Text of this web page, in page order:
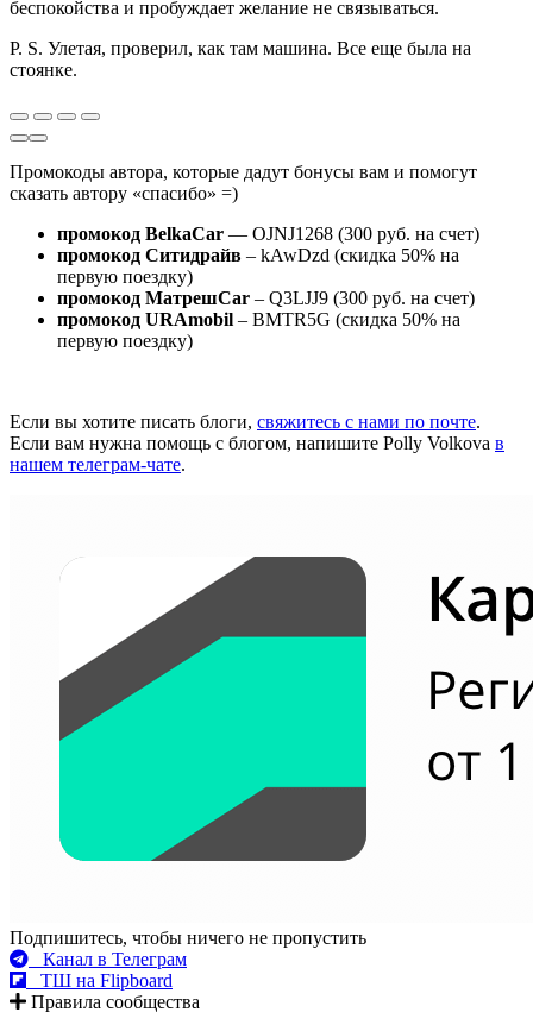
беспокойства и пробуждает желание не связываться.
P. S. Улетая, проверил, как там машина. Все еще была на
стоянке.
Промокоды автора, которые дадут бонусы вам и помогут
сказать автору «спасибо» =)
промокод BelkaCar — OJNJ1268 (300 руб. на счет)
промокод Ситидрайв – kAwDzd (скидка 50% на
первую поездку)
промокод МатрешCar – Q3LJJ9 (300 руб. на счет)
промокод URAmobil – BMTR5G (скидка 50% на
первую поездку)
Если вы хотите писать блоги, свяжитесь с нами по почте.
Если вам нужна помощь с блогом, напишите Polly Volkova в
нашем телеграм-чате.
Подпишитесь, чтобы ничего не пропустить
Канал в Телеграм
ТШ на Flipboard
Правила сообщества